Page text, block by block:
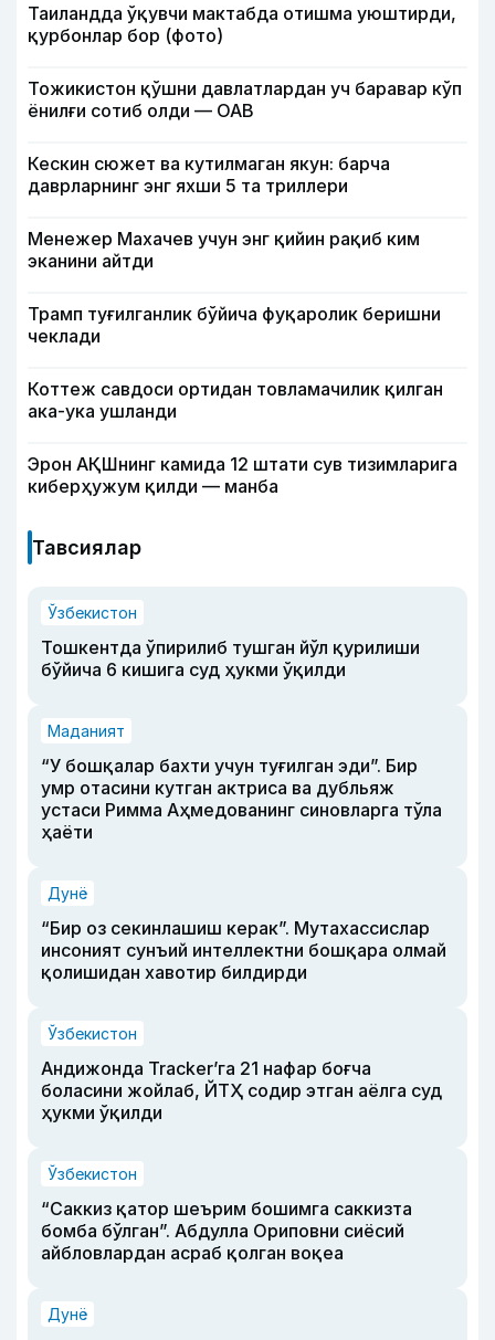
Таиландда ўқувчи мактабда отишма уюштирди,
қурбонлар бор (фото)
Тожикистон қўшни давлатлардан уч баравар кўп
ёнилғи сотиб олди — ОАВ
Кескин сюжет ва кутилмаган якун: барча
даврларнинг энг яхши 5 та триллери
Менежер Махачев учун энг қийин рақиб ким
эканини айтди
Трамп туғилганлик бўйича фуқаролик беришни
чеклади
Коттеж савдоси ортидан товламачилик қилган
ака-ука ушланди
Эрон АҚШнинг камида 12 штати сув тизимларига
киберҳужум қилди — манба
Тавсиялар
Ўзбекистон
Тошкентда ўпирилиб тушган йўл қурилиши
бўйича 6 кишига суд ҳукми ўқилди
Маданият
“У бошқалар бахти учун туғилган эди”. Бир
умр отасини кутган актриса ва дубльяж
устаси Римма Аҳмедованинг синовларга тўла
ҳаёти
Дунё
“Бир оз секинлашиш керак”. Мутахассислар
инсоният сунъий интеллектни бошқара олмай
қолишидан хавотир билдирди
Ўзбекистон
Андижонда Tracker’га 21 нафар боғча
боласини жойлаб, ЙТҲ содир этган аёлга суд
ҳукми ўқилди
Ўзбекистон
“Саккиз қатор шеърим бошимга саккизта
бомба бўлган”. Абдулла Ориповни сиёсий
айбловлардан асраб қолган воқеа
Дунё